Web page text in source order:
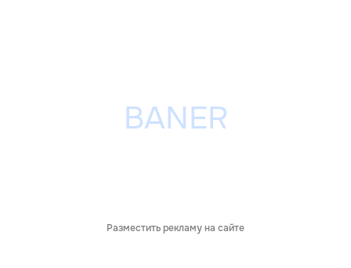
Разместить рекламу на сайте